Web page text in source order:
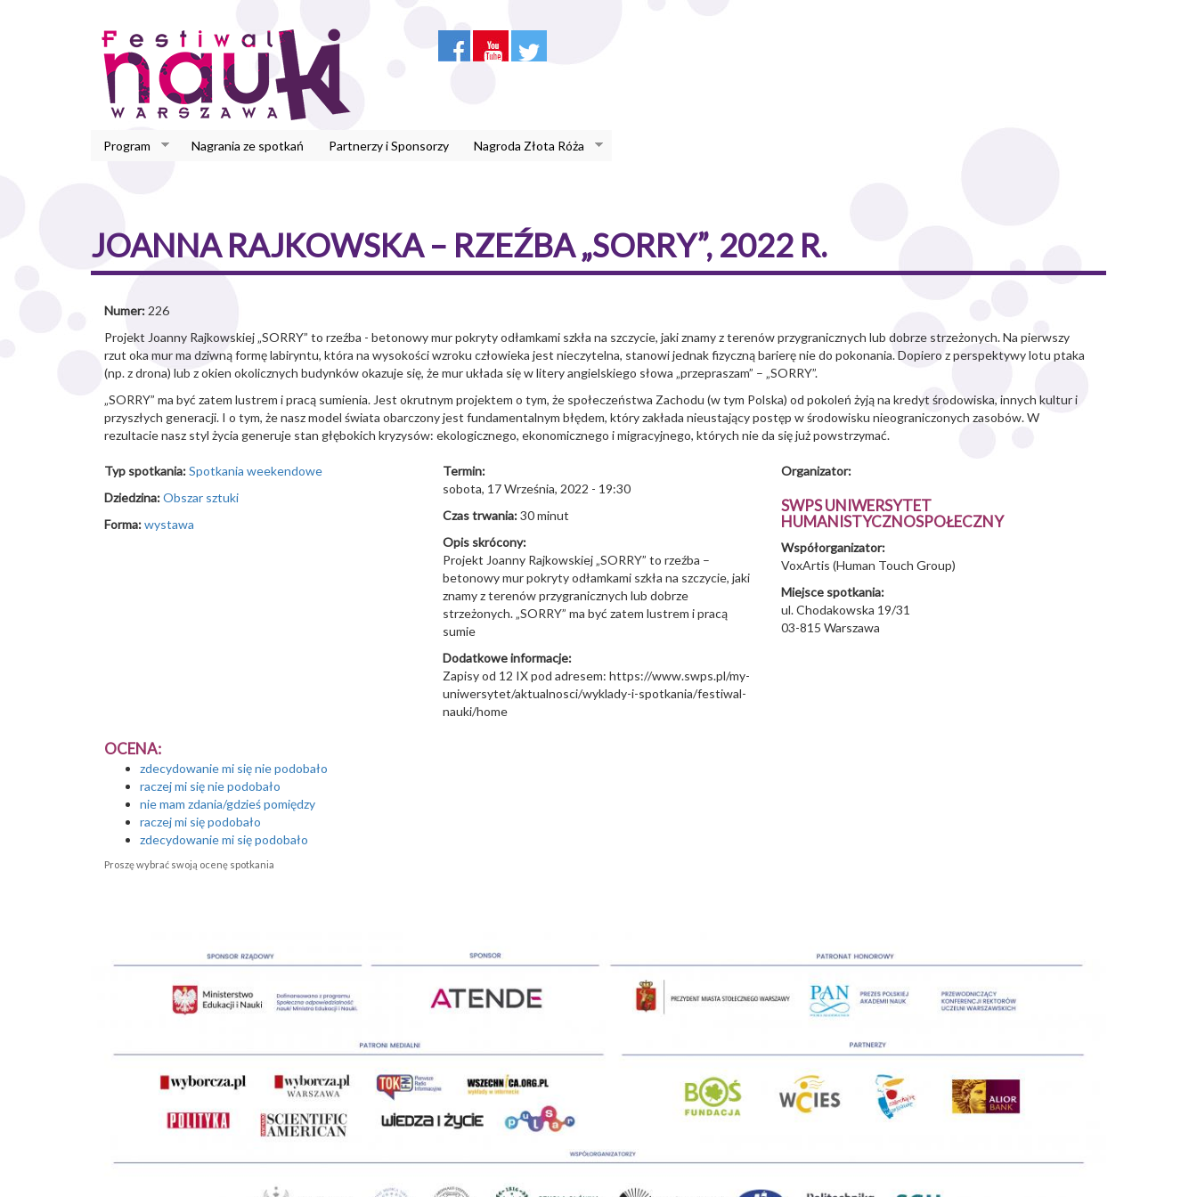
Program Nagrania ze spotkań Partnerzy i Sponsorzy Nagroda Złota Róża
JOANNA RAJKOWSKA – RZEŹBA „SORRY”, 2022 R.
Numer: 226
Projekt Joanny Rajkowskiej „SORRY” to rzeźba - betonowy mur pokryty odłamkami szkła na szczycie, jaki znamy z terenów przygranicznych lub dobrze strzeżonych. Na pierwszy
rzut oka mur ma dziwną formę labiryntu, która na wysokości wzroku człowieka jest nieczytelna, stanowi jednak fizyczną barierę nie do pokonania. Dopiero z perspektywy lotu ptaka
(np. z drona) lub z okien okolicznych budynków okazuje się, że mur układa się w litery angielskiego słowa „przepraszam” – „SORRY”.
„SORRY” ma być zatem lustrem i pracą sumienia. Jest okrutnym projektem o tym, że społeczeństwa Zachodu (w tym Polska) od pokoleń żyją na kredyt środowiska, innych kultur i
przyszłych generacji. I o tym, że nasz model świata obarczony jest fundamentalnym błędem, który zakłada nieustający postęp w środowisku nieograniczonych zasobów. W
rezultacie nasz styl życia generuje stan głębokich kryzysów: ekologicznego, ekonomicznego i migracyjnego, których nie da się już powstrzymać.
Typ spotkania:Spotkania weekendowe
Dziedzina:Obszar sztuki
Forma:wystawa
Termin:
sobota, 17 Września, 2022 - 19:30
Czas trwania:30 minut
Opis skrócony:
Projekt Joanny Rajkowskiej „SORRY” to rzeźba –
betonowy mur pokryty odłamkami szkła na szczycie, jaki
znamy z terenów przygranicznych lub dobrze
strzeżonych. „SORRY” ma być zatem lustrem i pracą
sumie
Dodatkowe informacje:
Zapisy od 12 IX pod adresem: https://www.swps.pl/my-
uniwersytet/aktualnosci/wyklady-i-spotkania/festiwal-
nauki/home
Organizator:
SWPS UNIWERSYTET
HUMANISTYCZNOSPOŁECZNY
Współorganizator:
VoxArtis (Human Touch Group)
Miejsce spotkania:
ul. Chodakowska 19/31
03-815 Warszawa
OCENA:
zdecydowanie mi się nie podobało
raczej mi się nie podobało
nie mam zdania/gdzieś pomiędzy
raczej mi się podobało
zdecydowanie mi się podobało
Proszę wybrać swoją ocenę spotkania